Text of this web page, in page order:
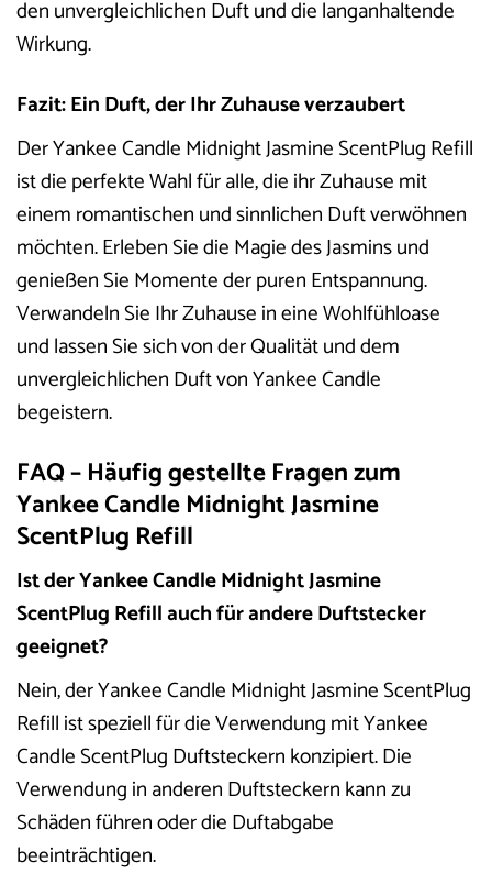
den unvergleichlichen Duft und die langanhaltende
Wirkung.
Fazit: Ein Duft, der Ihr Zuhause verzaubert
Der Yankee Candle Midnight Jasmine ScentPlug Refill
ist die perfekte Wahl für alle, die ihr Zuhause mit
einem romantischen und sinnlichen Duft verwöhnen
möchten. Erleben Sie die Magie des Jasmins und
genießen Sie Momente der puren Entspannung.
Verwandeln Sie Ihr Zuhause in eine Wohlfühloase
und lassen Sie sich von der Qualität und dem
unvergleichlichen Duft von Yankee Candle
begeistern.
FAQ – Häufig gestellte Fragen zum
Yankee Candle Midnight Jasmine
ScentPlug Refill
Ist der Yankee Candle Midnight Jasmine
ScentPlug Refill auch für andere Duftstecker
geeignet?
Nein, der Yankee Candle Midnight Jasmine ScentPlug
Refill ist speziell für die Verwendung mit Yankee
Candle ScentPlug Duftsteckern konzipiert. Die
Verwendung in anderen Duftsteckern kann zu
Schäden führen oder die Duftabgabe
beeinträchtigen.